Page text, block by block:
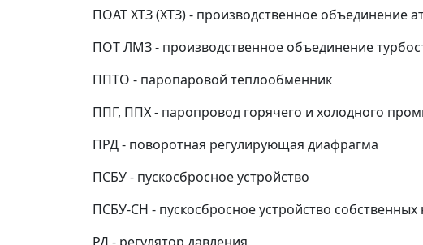
ПОАТ ХТЗ (ХТЗ) - производственное объединение
ПОТ ЛМЗ - производственное объединение
ППТО - паропаровой теплообменник
ППГ, ППХ - паропровод горячего и холодного
ПРД - поворотная регулирующая диафрагма
ПСБУ - пускосбросное устройство
ПСБУ-СН - пускосбросное устройство собственных